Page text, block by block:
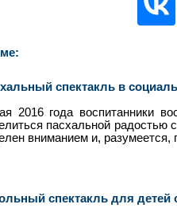
спектакль в
2016 года воспитанники
пасхальной радостью
вниманием и, разумеется,
спектакль для детей